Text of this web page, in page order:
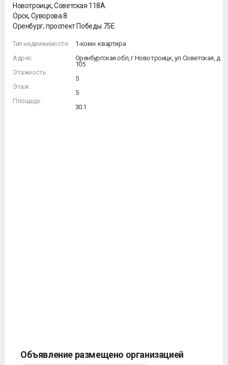
Новотроицк, Советская 118А
Орск, Суворова 8
Оренбург, проспект Победы 75Е
Тип недвижимости
Адрес
Этажность
Этаж
Площадь
1-комн. квартира
Оренбургская обл, г Новотроицк, ул Советская, д
105
5
5
30.1
Объявление размещено организацией